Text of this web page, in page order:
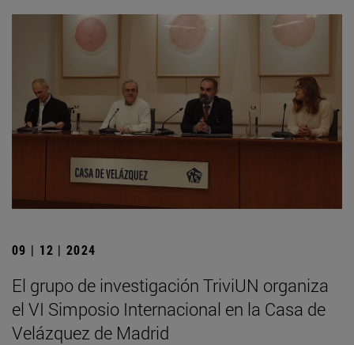
09 | 12 | 2024
El grupo de investigación TriviUN organiza
el VI Simposio Internacional en la Casa de
Velázquez de Madrid